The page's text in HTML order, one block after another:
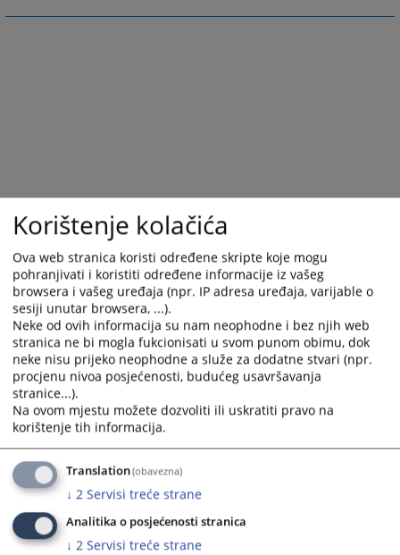
Korištenje kolačića
Ova web stranica koristi određene skripte koje mogu
pohranjivati i koristiti određene informacije iz vašeg
browsera i vašeg uređaja (npr. IP adresa uređaja, varijable o
sesiji unutar browsera, ...).
Neke od ovih informacija su nam neophodne i bez njih web
stranica ne bi mogla fukcionisati u svom punom obimu, dok
neke nisu prijeko neophodne a služe za dodatne stvari (npr.
procjenu nivoa posjećenosti, budućeg usavršavanja
stranice...).
Na ovom mjestu možete dozvoliti ili uskratiti pravo na
korištenje tih informacija.
Translation(obavezna)
↓ 2 Servisi treće strane
Analitika o posjećenosti stranica
↓ 2 Servisi treće strane